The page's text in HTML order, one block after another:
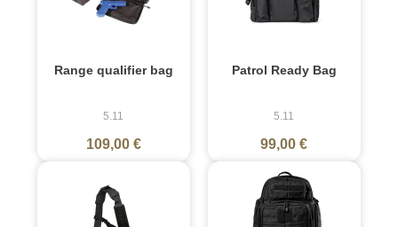
Range qualifier bag
5.11
109,00 €
Patrol Ready Bag
5.11
99,00 €